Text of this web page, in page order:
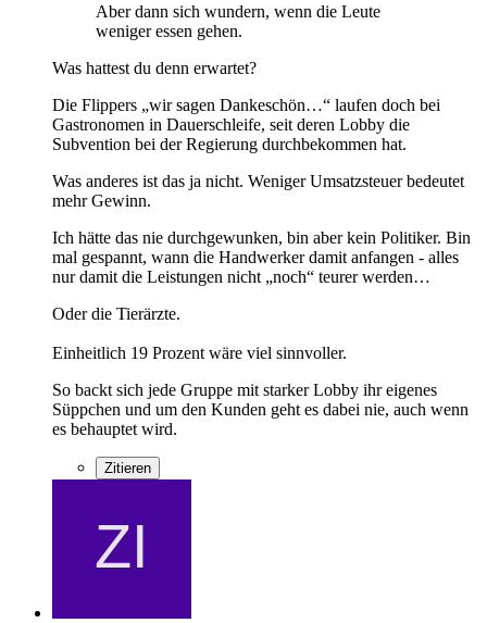
Aber dann sich wundern, wenn die Leute
weniger essen gehen.
Was hattest du denn erwartet?
Die Flippers „wir sagen Dankeschön…“ laufen doch bei
Gastronomen in Dauerschleife, seit deren Lobby die
Subvention bei der Regierung durchbekommen hat.
Was anderes ist das ja nicht. Weniger Umsatzsteuer bedeutet
mehr Gewinn.
Ich hätte das nie durchgewunken, bin aber kein Politiker. Bin
mal gespannt, wann die Handwerker damit anfangen - alles
nur damit die Leistungen nicht „noch“ teurer werden…
Oder die Tierärzte.
Einheitlich 19 Prozent wäre viel sinnvoller.
So backt sich jede Gruppe mit starker Lobby ihr eigenes
Süppchen und um den Kunden geht es dabei nie, auch wenn
es behauptet wird.
Zitieren